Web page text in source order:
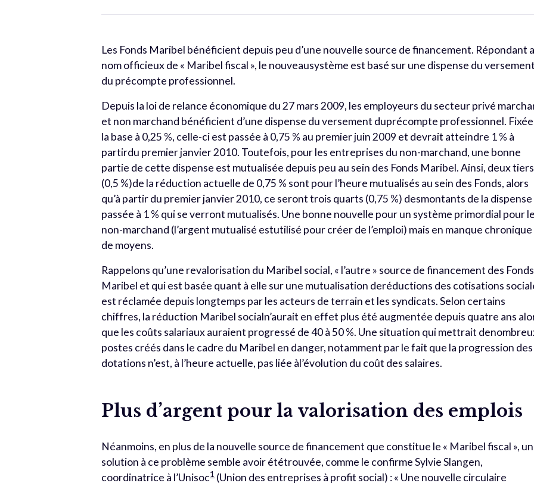
Les Fonds Maribel bénéficient depuis peu d’une nouvelle source de financement. Répondant
nom officieux de « Maribel fiscal », le nouveausystème est basé sur une dispense du versement
du précompte professionnel.
Depuis la loi de relance économique du 27 mars 2009, les employeurs du secteur privé
et non marchand bénéficient d’une dispense du versement duprécompte professionnel. Fixée
la base à 0,25 %, celle-ci est passée à 0,75 % au premier juin 2009 et devrait atteindre 1 % à
partirdu premier janvier 2010. Toutefois, pour les entreprises du non-marchand, une bonne
partie de cette dispense est mutualisée depuis peu au sein des Fonds Maribel. Ainsi, deux tiers
(0,5 %)de la réduction actuelle de 0,75 % sont pour l’heure mutualisés au sein des Fonds, alors
qu’à partir du premier janvier 2010, ce seront trois quarts (0,75 %) desmontants de la dispense
passée à 1 % qui se verront mutualisés. Une bonne nouvelle pour un système primordial pour le
non-marchand (l’argent mutualisé estutilisé pour créer de l’emploi) mais en manque chronique
de moyens.
Rappelons qu’une revalorisation du Maribel social, « l’autre » source de financement des Fonds
Maribel et qui est basée quant à elle sur une mutualisation deréductions des cotisations
est réclamée depuis longtemps par les acteurs de terrain et les syndicats. Selon certains
chiffres, la réduction Maribel socialn’aurait en effet plus été augmentée depuis quatre ans
que les coûts salariaux auraient progressé de 40 à 50 %. Une situation qui mettrait
postes créés dans le cadre du Maribel en danger, notamment par le fait que la progression des
dotations n’est, à l’heure actuelle, pas liée àl’évolution du coût des salaires.
Plus d’argent pour la valorisation des emplois
Néanmoins, en plus de la nouvelle source de financement que constitue le « Maribel fiscal »,
solution à ce problème semble avoir ététrouvée, comme le confirme Sylvie Slangen,
coordinatrice à l’Unisoc1(Union des entreprises à profit social) : « Une nouvelle circulaire